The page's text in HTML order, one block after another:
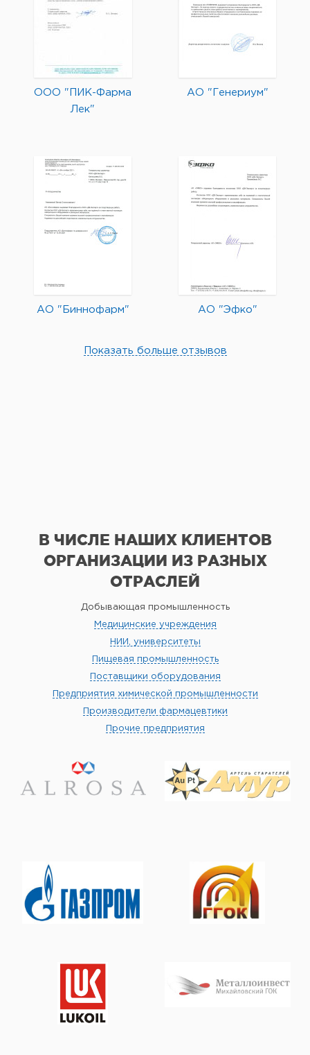
ООО "ПИК-Фарма
Лек"
АО "Генериум"
АО "Биннофарм" АО "Эфко"
Показать больше отзывов
В ЧИСЛЕ НАШИХ КЛИЕНТОВ
ОРГАНИЗАЦИИ ИЗ РАЗНЫХ
ОТРАСЛЕЙ
Добывающая промышленность
Медицинские учреждения
НИИ, университеты
Пищевая промышленность
Поставщики оборудования
Предприятия химической промышленности
Производители фармацевтики
Прочие предприятия